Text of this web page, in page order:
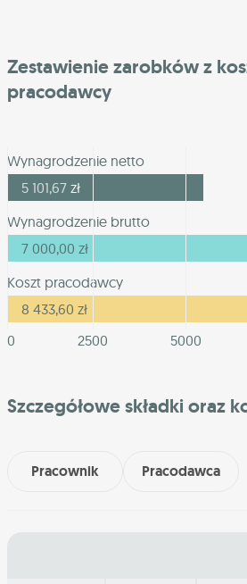
Zestawienie zarobków z
pracodawcy
Wynagrodzenie netto
5 101,67 zł
Wynagrodzenie brutto
7 000,00 zł
Koszt pracodawcy
8 433,60 zł
0
2500 5000
Szczegółowe składki oraz
Pracownik Pracodawca